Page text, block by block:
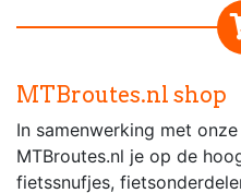
MTBroutes.nl shop
In samenwerking met
MTBroutes.nl je op de
fietssnufjes,